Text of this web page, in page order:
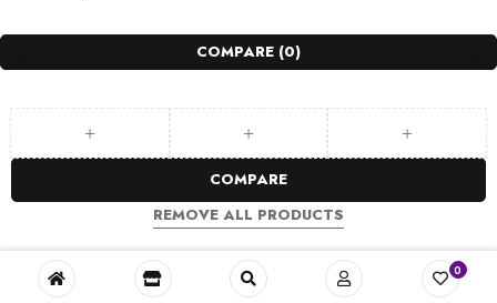
0
COMPARE (0)
COMPARE
REMOVE ALL PRODUCTS